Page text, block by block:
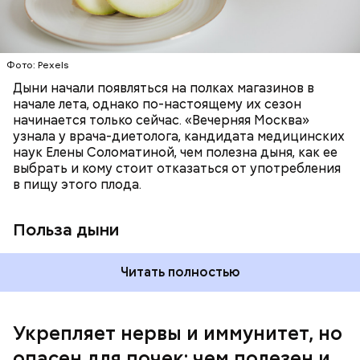
Фото: Pexels
Дыни начали появляться на полках магазинов в
начале лета, однако по-настоящему их сезон
начинается только сейчас. «Вечерняя Москва»
узнала у врача-диетолога, кандидата медицинских
наук Елены Соломатиной, чем полезна дыня, как ее
выбрать и кому стоит отказаться от употребления
в пищу этого плода.
Польза дыни
лютеин и зеаксантин — эти каротиноиды
отлично поддерживают наше зрение;
калий — оказывает мочегонное действие,
поддерживает сердечно-сосудистую
систему и предотвращает скачки давления;
магний — помогает калию и не дает сосудам
спазмироваться.
Читать полностью
Укрепляет нервы и иммунитет, но
По мнению специалиста, здоровому человеку
достаточно включать щавель в рацион несколько
раз в месяц. В небольших количествах в свежем